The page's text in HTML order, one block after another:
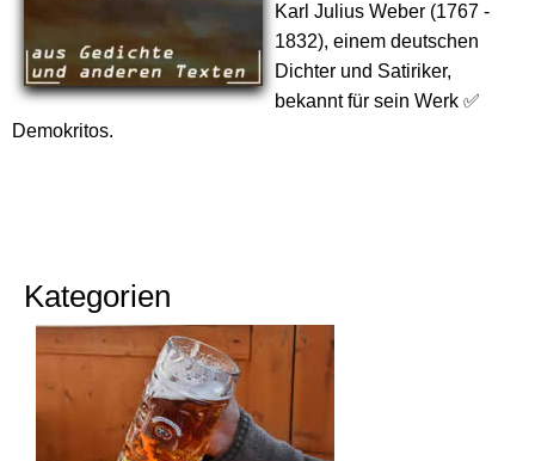
Karl Julius Weber (1767 -
1832), einem deutschen
Dichter und Satiriker,
bekannt für sein Werk ✅
Demokritos.
Kategorien